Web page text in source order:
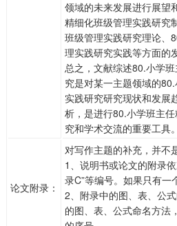
领域的未来发展进行展望
精细化班级管理实践研究
班级管理实践研究理论、
理实践研究实践等方面的
总之，文献综述80.小学
究是对某一主题领域的
实践研究研究现状和发展
析，是进行80.小学班主
究和学术交流的重要工具。
论文附录：
对写作主题的补充，并不
1、说明书或论文的附录依
录C”等编号。如果只有一
2、附录中的图、表、公
的图、表、公式命名方法